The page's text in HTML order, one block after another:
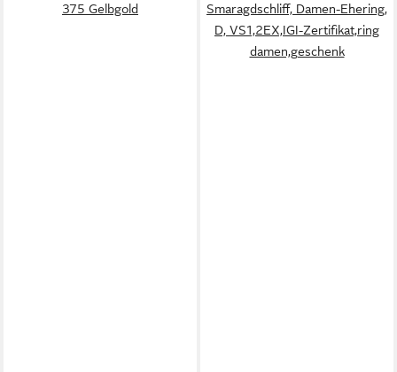
375 Gelbgold
Smaragdschliff, Damen-Ehering,
D, VS1,2EX,IGI-Zertifikat,ring
damen,geschenk